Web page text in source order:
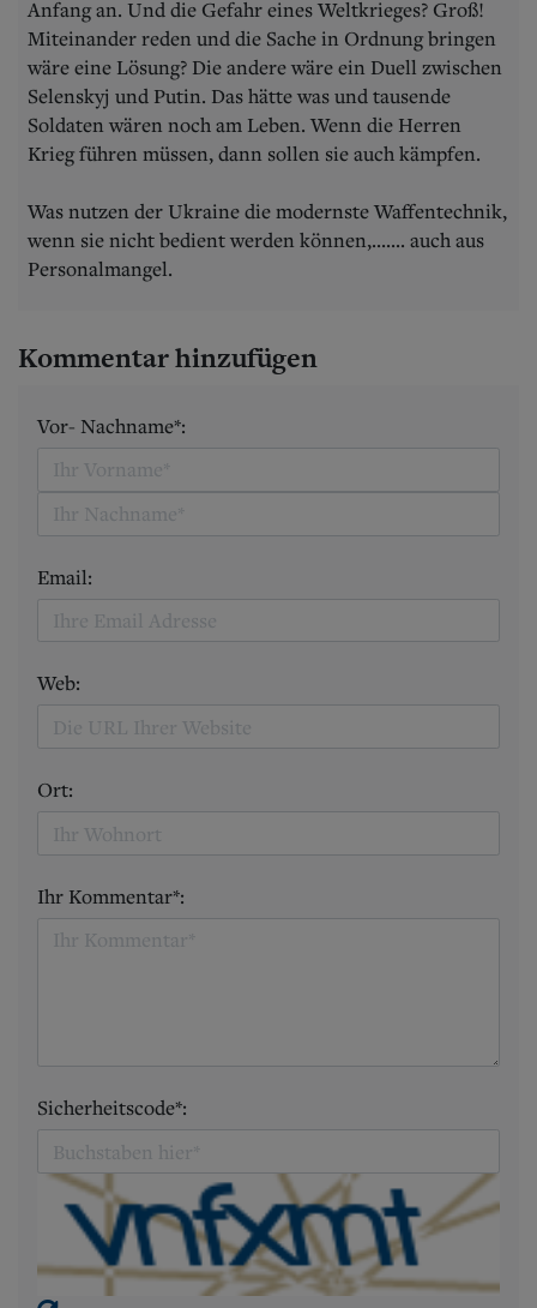
Anfang an. Und die Gefahr eines Weltkrieges? Groß!
Miteinander reden und die Sache in Ordnung bringen
wäre eine Lösung? Die andere wäre ein Duell zwischen
Selenskyj und Putin. Das hätte was und tausende
Soldaten wären noch am Leben. Wenn die Herren
Krieg führen müssen, dann sollen sie auch kämpfen.
Was nutzen der Ukraine die modernste Waffentechnik,
wenn sie nicht bedient werden können,....... auch aus
Personalmangel.
Kommentar hinzufügen
Vor- Nachname*:
Email:
Web:
Ort:
Ihr Kommentar*:
Sicherheitscode*: